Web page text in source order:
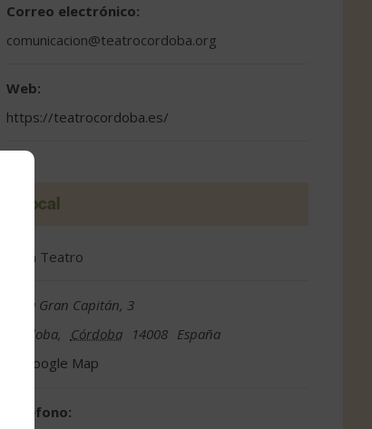
Correo electrónico:
comunicacion@teatrocordoba.org
Web:
https://teatrocordoba.es/
Local
Gran Teatro
Avda Gran Capitán, 3
Córdoba, Córdoba 14008 España
Google Map
Teléfono: